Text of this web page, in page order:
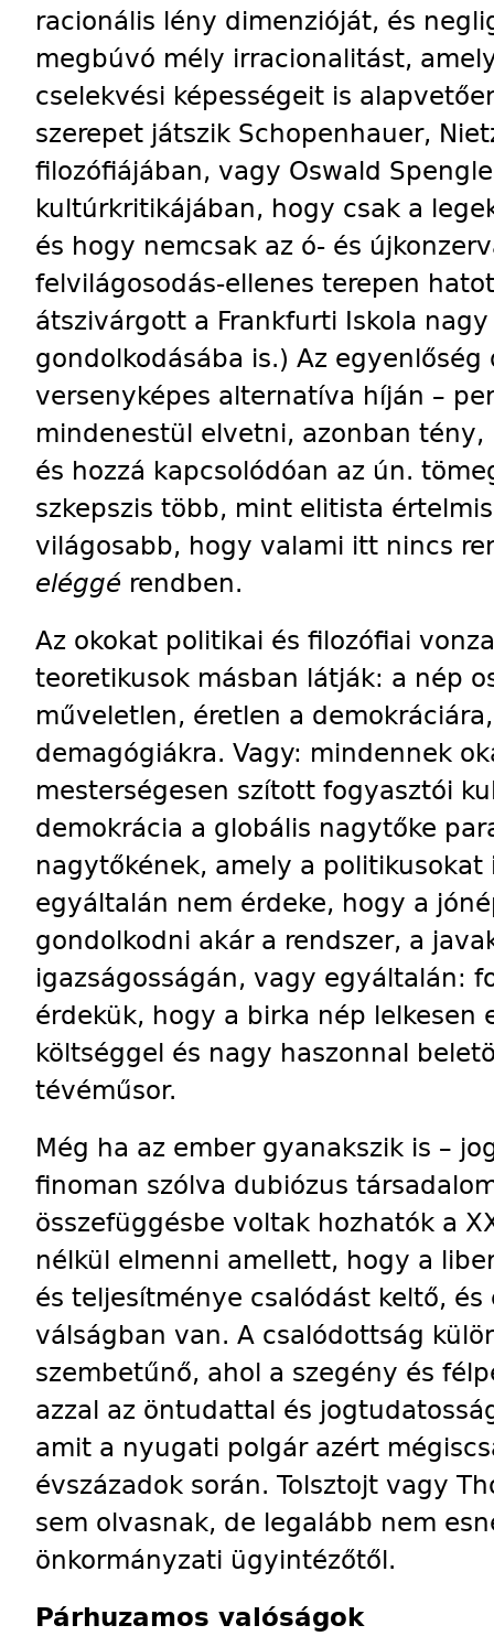
racionális lény dimenzióját, és
megbúvó mély irracionalitást,
cselekvési képességeit is
szerepet játszik Schopenhauer,
filozófiájában, vagy Oswald
kultúrkritikájában, hogy csak a
és hogy nemcsak az ó- és
felvilágosodás-ellenes terepen
átszivárgott a Frankfurti Iskola
gondolkodásába is.) Az
versenyképes alternatíva híján –
mindenestül elvetni, azonban
és hozzá kapcsolódóan az ún.
szkepszis több, mint elitista
világosabb, hogy valami itt nincs
eléggé rendben.
Az okokat politikai és filozófiai
teoretikusok másban látják: a nép
műveletlen, éretlen a
demagógiákra. Vagy: mindennek
mesterségesen szított fogyasztói
demokrácia a globális nagytőke
nagytőkének, amely a
egyáltalán nem érdeke, hogy a
gondolkodni akár a rendszer, a
igazságosságán, vagy egyáltalán:
érdekük, hogy a birka nép lelkesen
költséggel és nagy haszonnal
tévéműsor.
Még ha az ember gyanakszik is –
finoman szólva dubiózus
összefüggésbe voltak hozhatók a
nélkül elmenni amellett, hogy a
és teljesítménye csalódást keltő,
válságban van. A csalódottság
szembetűnő, ahol a szegény és
azzal az öntudattal és
amit a nyugati polgár azért
évszázadok során. Tolsztojt vagy
sem olvasnak, de legalább nem
önkormányzati ügyintézőtől.
Párhuzamos valóságok